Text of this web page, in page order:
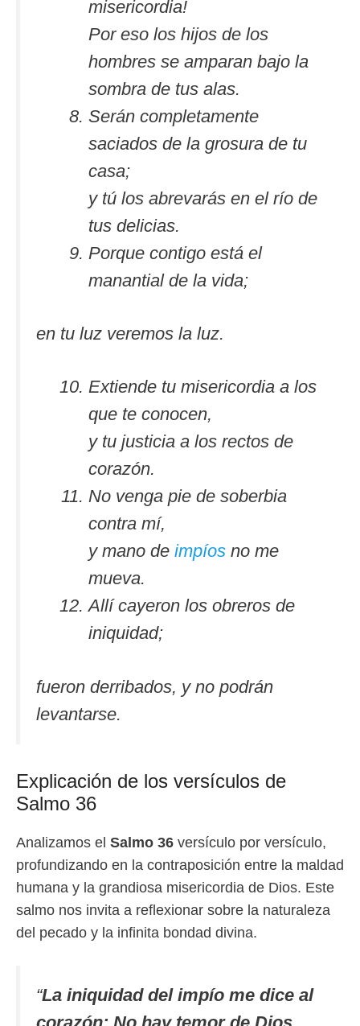
misericordia!
Por eso los hijos de los
hombres se amparan bajo la
sombra de tus alas.
Serán completamente
saciados de la grosura de tu
casa;
y tú los abrevarás en el río de
tus delicias.
Porque contigo está el
manantial de la vida;
en tu luz veremos la luz.
Extiende tu misericordia a los
que te conocen,
y tu justicia a los rectos de
corazón.
No venga pie de soberbia
contra mí,
y mano de impíosno me
mueva.
Allí cayeron los obreros de
iniquidad;
fueron derribados, y no podrán
levantarse.
Explicación de los versículos de
Salmo 36
Analizamos el Salmo 36 versículo por versículo,
profundizando en la contraposición entre la maldad
humana y la grandiosa misericordia de Dios. Este
salmo nos invita a reflexionar sobre la naturaleza
del pecado y la infinita bondad divina.
“La iniquidad del impío me dice al